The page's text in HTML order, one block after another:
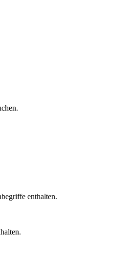
enthalten.